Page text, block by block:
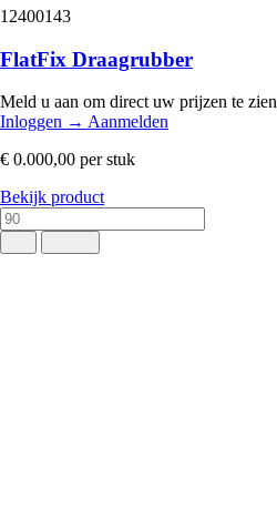
12400143
FlatFix Draagrubber
Meld u aan om direct uw prijzen te zien
Inloggen → Aanmelden
€ 0.000,00 per stuk
Bekijk product